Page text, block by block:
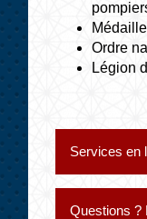
Ordre
Légion
Services en
Questions ?